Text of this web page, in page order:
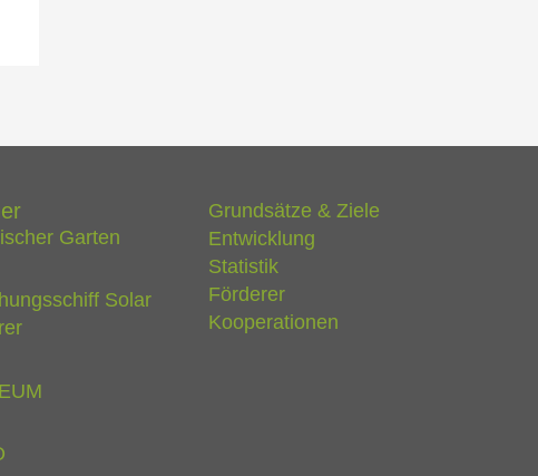
Garten
Solar
Grundsätze & Ziele
Entwicklung
Statistik
Förderer
Kooperationen